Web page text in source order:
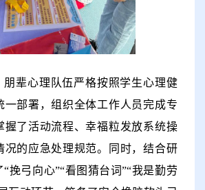
朋辈心理 队伍严格按照学生心理健
一部署，组织全体工作人员完成专
握了活动流程、幸福粒发放系统操
况的应急处理规范。同时，结合研
“挽弓向心”“看图猜台词”“我是勤劳